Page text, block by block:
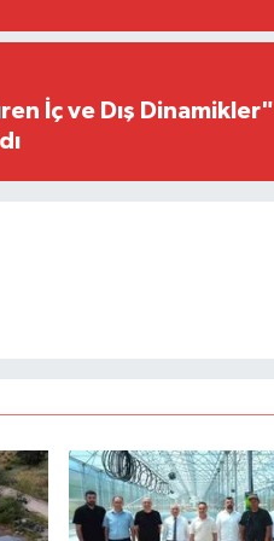
İç ve Dış Dinamikler"